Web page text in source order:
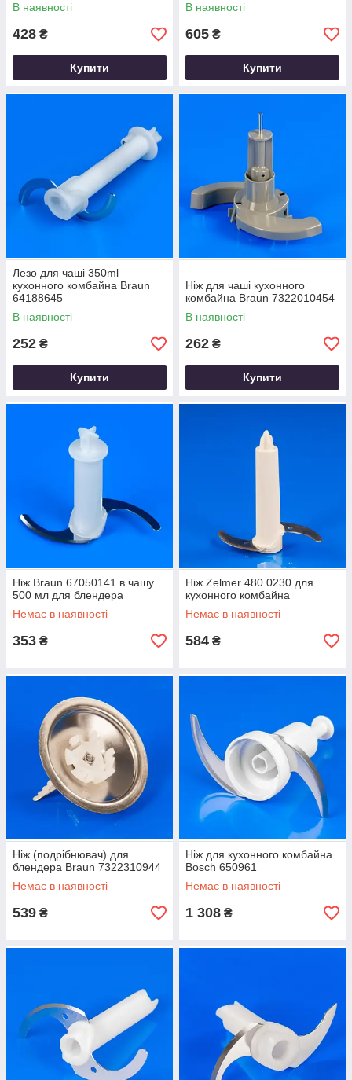
В наявності
428 ₴
Купити
В наявності
605 ₴
Купити
Лезо для чаші 350ml
кухонного комбайна Braun
64188645
В наявності
252 ₴
Купити
Ніж для чаші кухонного
комбайна Braun 7322010454
В наявності
262 ₴
Купити
Ніж Braun 67050141 в чашу
500 мл для блендера
Немає в наявності
353 ₴
Ніж Zelmer 480.0230 для
кухонного комбайна
Немає в наявності
584 ₴
Ніж (подрібнювач) для
блендера Braun 7322310944
Немає в наявності
539 ₴
Ніж для кухонного комбайна
Bosch 650961
Немає в наявності
1 308 ₴